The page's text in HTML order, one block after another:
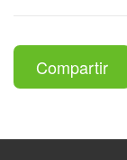
Compartir